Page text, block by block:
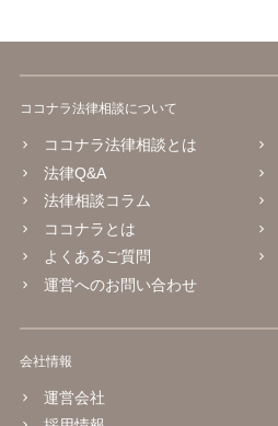
ココナラ法律相談について
ココナラ法律相談とは
法律Q&A
法律相談コラム
ココナラとは
よくあるご質問
運営へのお問い合わせ
会社情報
運営会社